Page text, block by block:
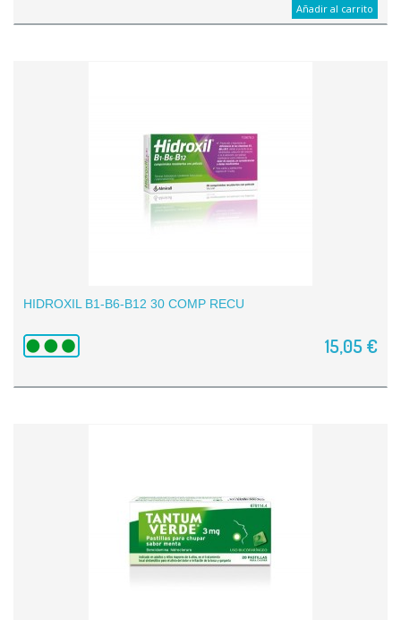
Añadir al carrito
HIDROXIL B1-B6-B12 30 COMP RECU
15,05 €